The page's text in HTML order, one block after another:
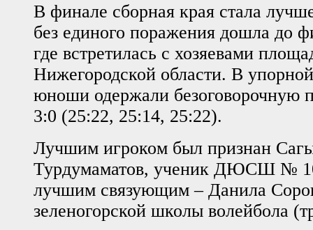
В финале сборная края стала
без единого поражения дошла до
где встретилась с хозяевами
Нижегородской области. В
юноши одержали безоговорочную
3:0 (25:22, 25:14, 25:22).
Лучшим игроком был признан
Турдумаматов, ученик ДЮСШ №
лучшим связующим – Данила
зеленогорской школы волейбола